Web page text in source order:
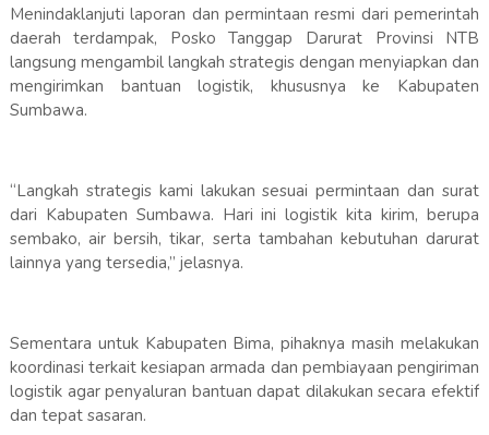
Menindaklanjuti laporan dan permintaan resmi dari pemerintah
daerah terdampak, Posko Tanggap Darurat Provinsi NTB
langsung mengambil langkah strategis dengan menyiapkan dan
mengirimkan bantuan logistik, khususnya ke Kabupaten
Sumbawa.
“Langkah strategis kami lakukan sesuai permintaan dan surat
dari Kabupaten Sumbawa. Hari ini logistik kita kirim, berupa
sembako, air bersih, tikar, serta tambahan kebutuhan darurat
lainnya yang tersedia,” jelasnya.
Sementara untuk Kabupaten Bima, pihaknya masih melakukan
koordinasi terkait kesiapan armada dan pembiayaan pengiriman
logistik agar penyaluran bantuan dapat dilakukan secara efektif
dan tepat sasaran.